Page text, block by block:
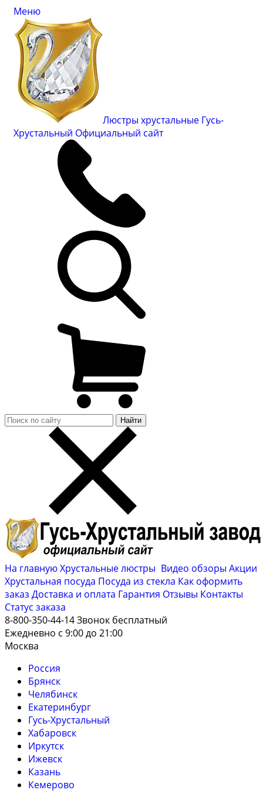
Меню
Люстры хрустальные Гусь-
Хрустальный Официальный сайт
Найти
На главнуюХрустальные люстры Видео обзоры Акции
Хрустальная посуда Посуда из стекла Как оформить
заказ Доставка и оплата Гарантия Отзывы Контакты
Cтатус заказа
8-800-350-44-14Звонок бесплатный
Ежедневно с 9:00 до 21:00
Москва
Россия
Брянск
Челябинск
Екатеринбург
Гусь-Хрустальный
Хабаровск
Иркутск
Ижевск
Казань
Кемерово